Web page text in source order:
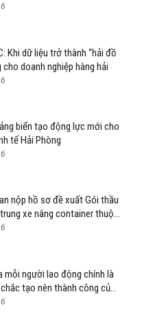
Khi dữ liệu trở thành “hải đồ
doanh nghiệp hàng hải
biển tạo động lực mới cho
tế Hải Phòng
nộp hồ sơ đề xuất Gói thầu
xe nâng container thuộc
hải Việt Nam – CTCP”
mỗi người lao động chính là
tạo nên thành công của